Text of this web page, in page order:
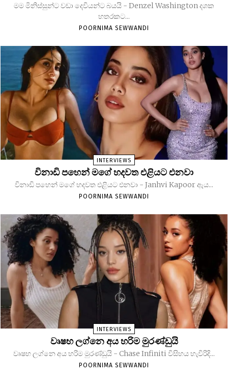
මම මිනිස්සුන්ට වඩා දෙවියන්ට බයයි - Denzel Washington දශක
හතරකට...
POORNIMA SEWWANDI
INTERVIEWS
විනාඩි පහෙන් මගේ හදවත එළියට එනවා
විනාඩි පහෙන් මගේ හදවත එළියට එනවා - Janhvi Kapoor ඇය...
POORNIMA SEWWANDI
INTERVIEWS
වෘෂභ ලග්නෙ අය හරිම මුරණ්ඩුයි
වෘෂභ ලග්නෙ අය හරිම මුරණ්ඩුයි - Chase Infiniti විසිහය හැවිරිදි...
POORNIMA SEWWANDI